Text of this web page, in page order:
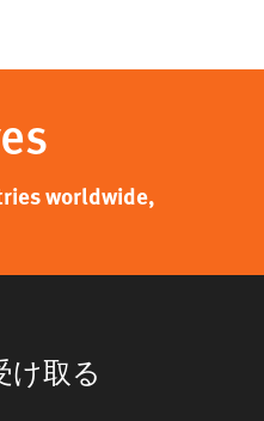
worldwide,
け取る